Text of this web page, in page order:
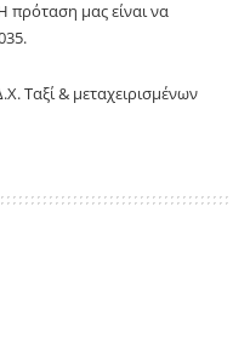
μας είναι να
Ταξί & μεταχειρισμένων